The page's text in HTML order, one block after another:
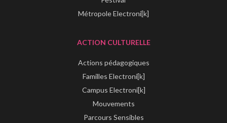
Métropole Electroni[k]
ACTION CULTURELLE
Actions pédagogiques
Familles Electroni[k]
Campus Electroni[k]
Mouvements
Parcours Sensibles